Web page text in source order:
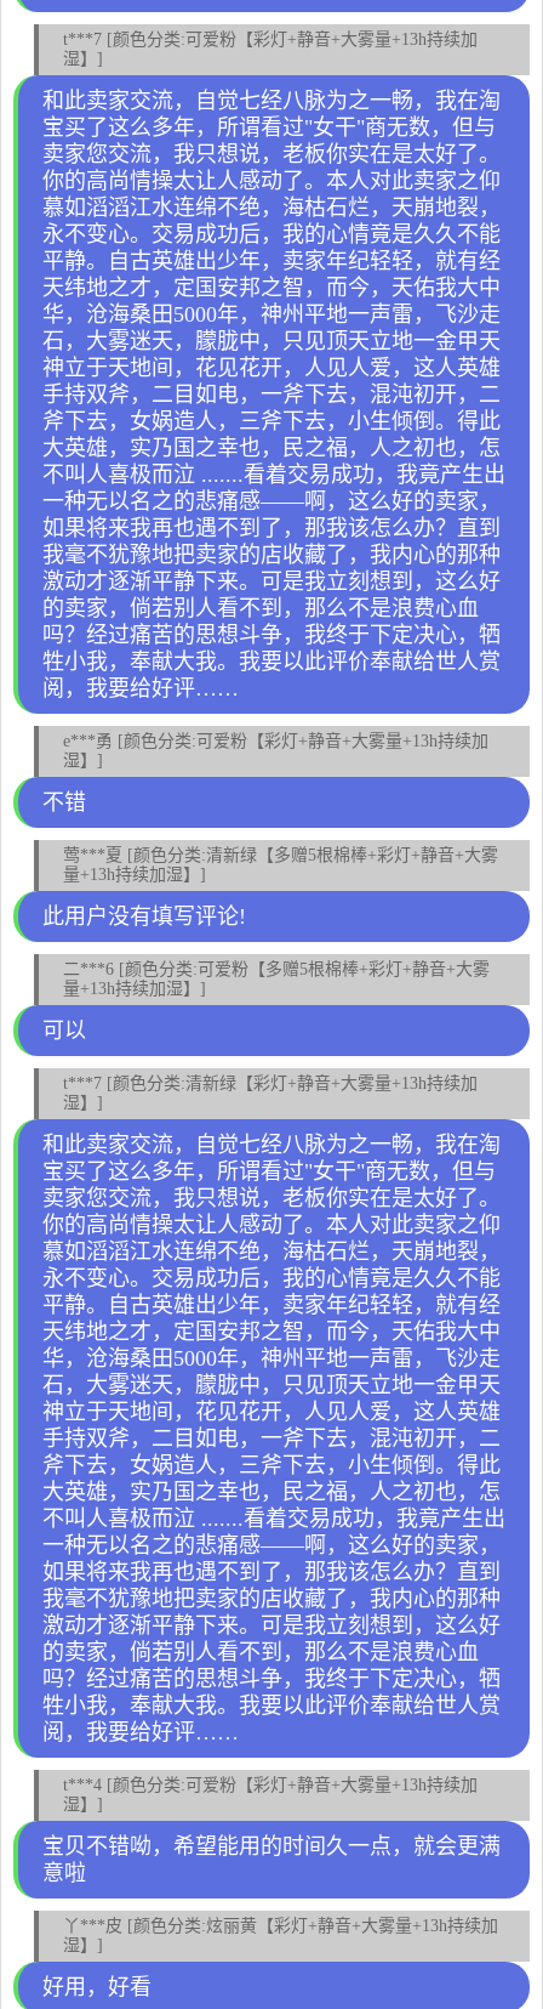
t***7 [颜色分类:可爱粉【彩灯+静音+大雾量+13h持续加
湿】]
和此卖家交流，自觉七经八脉为之一畅，我在淘
宝买了这么多年，所谓看过"女干"商无数，但与
卖家您交流，我只想说，老板你实在是太好了。
你的高尚情操太让人感动了。本人对此卖家之仰
慕如滔滔江水连绵不绝，海枯石烂，天崩地裂，
永不变心。交易成功后，我的心情竟是久久不能
平静。自古英雄出少年，卖家年纪轻轻，就有经
天纬地之才，定国安邦之智，而今，天佑我大中
华，沧海桑田5000年，神州平地一声雷，飞沙走
石，大雾迷天，朦胧中，只见顶天立地一金甲天
神立于天地间，花见花开，人见人爱，这人英雄
手持双斧，二目如电，一斧下去，混沌初开，二
斧下去，女娲造人，三斧下去，小生倾倒。得此
大英雄，实乃国之幸也，民之福，人之初也，怎
不叫人喜极而泣 .......看着交易成功，我竟产生出
一种无以名之的悲痛感——啊，这么好的卖家，
如果将来我再也遇不到了，那我该怎么办？直到
我毫不犹豫地把卖家的店收藏了，我内心的那种
激动才逐渐平静下来。可是我立刻想到，这么好
的卖家，倘若别人看不到，那么不是浪费心血
吗？经过痛苦的思想斗争，我终于下定决心，牺
牲小我，奉献大我。我要以此评价奉献给世人赏
阅，我要给好评……
e***勇 [颜色分类:可爱粉【彩灯+静音+大雾量+13h持续加
湿】]
不错
莺***夏 [颜色分类:清新绿【多赠5根棉棒+彩灯+静音+大雾
量+13h持续加湿】]
此用户没有填写评论!
二***6 [颜色分类:可爱粉【多赠5根棉棒+彩灯+静音+大雾
量+13h持续加湿】]
可以
t***7 [颜色分类:清新绿【彩灯+静音+大雾量+13h持续加
湿】]
和此卖家交流，自觉七经八脉为之一畅，我在淘
宝买了这么多年，所谓看过"女干"商无数，但与
卖家您交流，我只想说，老板你实在是太好了。
你的高尚情操太让人感动了。本人对此卖家之仰
慕如滔滔江水连绵不绝，海枯石烂，天崩地裂，
永不变心。交易成功后，我的心情竟是久久不能
平静。自古英雄出少年，卖家年纪轻轻，就有经
天纬地之才，定国安邦之智，而今，天佑我大中
华，沧海桑田5000年，神州平地一声雷，飞沙走
石，大雾迷天，朦胧中，只见顶天立地一金甲天
神立于天地间，花见花开，人见人爱，这人英雄
手持双斧，二目如电，一斧下去，混沌初开，二
斧下去，女娲造人，三斧下去，小生倾倒。得此
大英雄，实乃国之幸也，民之福，人之初也，怎
不叫人喜极而泣 .......看着交易成功，我竟产生出
一种无以名之的悲痛感——啊，这么好的卖家，
如果将来我再也遇不到了，那我该怎么办？直到
我毫不犹豫地把卖家的店收藏了，我内心的那种
激动才逐渐平静下来。可是我立刻想到，这么好
的卖家，倘若别人看不到，那么不是浪费心血
吗？经过痛苦的思想斗争，我终于下定决心，牺
牲小我，奉献大我。我要以此评价奉献给世人赏
阅，我要给好评……
t***4 [颜色分类:可爱粉【彩灯+静音+大雾量+13h持续加
湿】]
宝贝不错呦，希望能用的时间久一点，就会更满
意啦
丫***皮 [颜色分类:炫丽黄【彩灯+静音+大雾量+13h持续加
湿】]
好用，好看